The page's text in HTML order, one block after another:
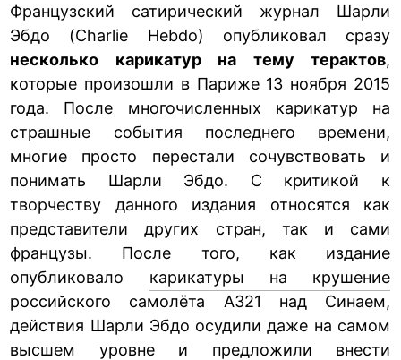
Французский сатирический журнал Шарли
Эбдо (Charlie Hebdo) опубликовал сразу
несколько карикатур на тему терактов,
которые произошли в Париже 13 ноября 2015
года. После многочисленных карикатур на
страшные события последнего времени,
многие просто перестали сочувствовать и
понимать Шарли Эбдо. С критикой к
творчеству данного издания относятся как
представители других стран, так и сами
французы. После того, как издание
опубликовало карикатуры на крушение
российского самолёта А321 над Синаем,
действия Шарли Эбдо осудили даже на самом
высшем уровне и предложили внести